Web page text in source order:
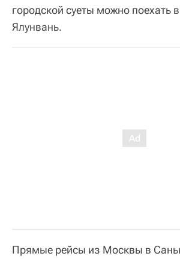
городской суеты можно поехать
Ялунвань.
Прямые рейсы из Москвы в